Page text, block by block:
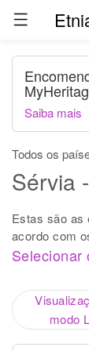
Todos os
Sérvia
Estas são as
acordo com
Selecionar
Saiba mais
modo